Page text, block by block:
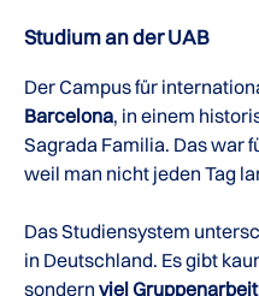
Studium an der UAB
Der Campus für
Barcelona, in einem
Sagrada Familia. Das war
weil man nicht jeden Tag
Das Studiensystem
in Deutschland. Es gibt
sondern viel